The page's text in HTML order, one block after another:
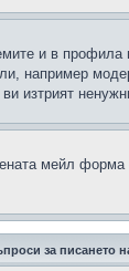
и в
например
изтрият
мейл
за писането